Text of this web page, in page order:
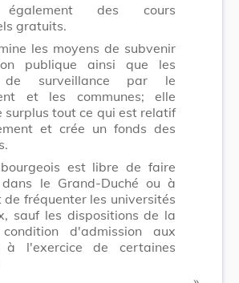
des cours
gratuits.
les moyens de subvenir
publique ainsi que les
de surveillance par le
et les communes; elle
surplus tout ce qui est relatif
et crée un fonds des
est libre de faire
le Grand-Duché ou à
fréquenter les universités
sauf les dispositions de la
d'admission aux
l'exercice de certaines